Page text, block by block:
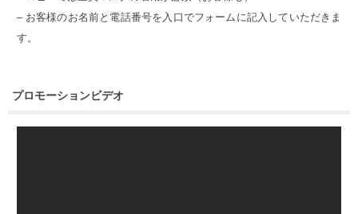
– お客様のお名前と電話番号を入口でフォームに記入していただきま
す。
プロモーションビデオ